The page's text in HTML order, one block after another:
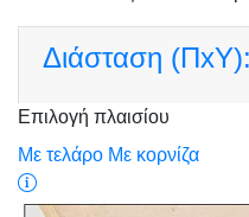
Διάσταση (ΠxΥ):
Επιλογή πλαισίου
Με τελάρο Με κορνίζα